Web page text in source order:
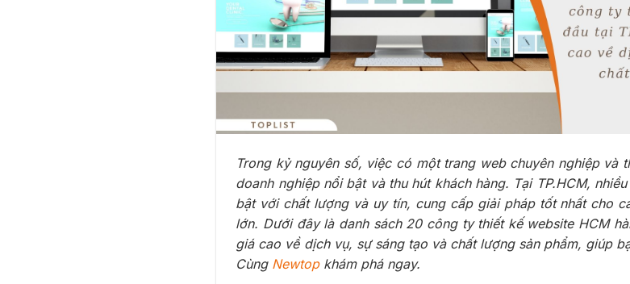
Trong kỷ nguyên số, việc có một trang web chuyên nghiệp và
doanh nghiệp nổi bật và thu hút khách hàng. Tại TP.HCM,
bật với chất lượng và uy tín, cung cấp giải pháp tốt nhất cho
lớn. Dưới đây là danh sách 20 công ty thiết kế website HCM
giá cao về dịch vụ, sự sáng tạo và chất lượng sản phẩm, giúp
Cùng Newtopkhám phá ngay.